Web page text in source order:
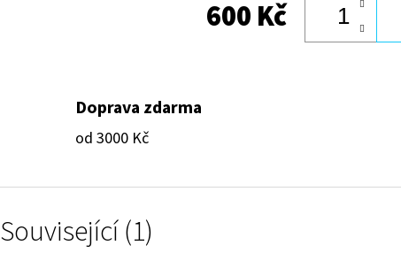
600 Kč
Doprava zdarma
od 3000 Kč
Související (1)